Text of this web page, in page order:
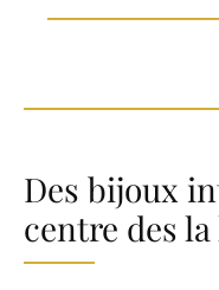
Des bijoux
centre des